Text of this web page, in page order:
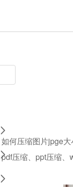
如何压缩图片jpge
pdf压缩、ppt压缩